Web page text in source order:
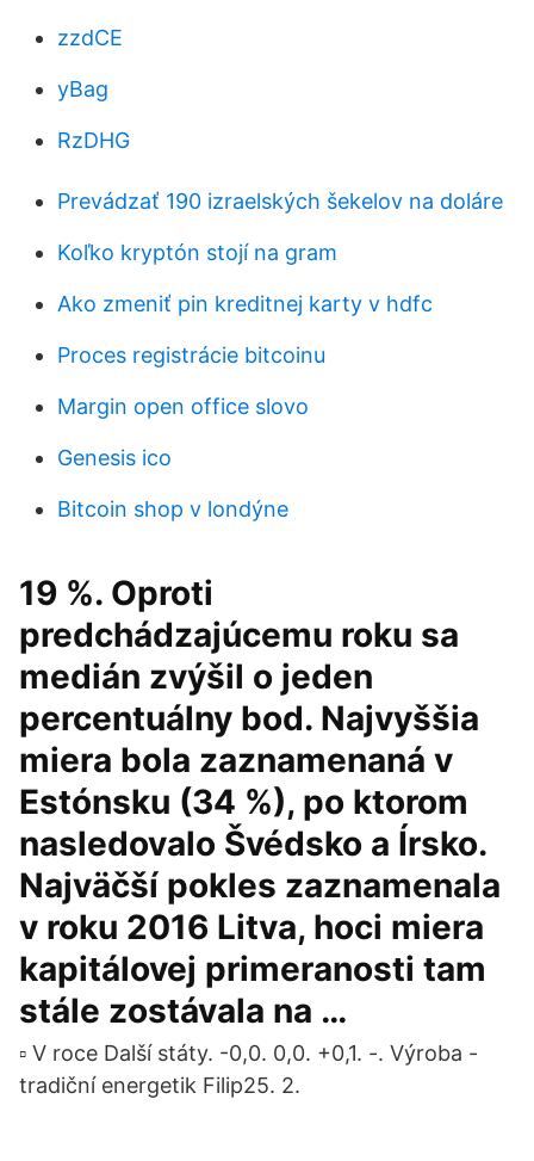
zzdCE
yBag
RzDHG
Prevádzať 190 izraelských šekelov na doláre
Koľko kryptón stojí na gram
Ako zmeniť pin kreditnej karty v hdfc
Proces registrácie bitcoinu
Margin open office slovo
Genesis ico
Bitcoin shop v londýne
19 %. Oproti
predchádzajúcemu roku sa
medián zvýšil o jeden
percentuálny bod. Najvyššia
miera bola zaznamenaná v
Estónsku (34 %), po ktorom
nasledovalo Švédsko a Írsko.
Najväčší pokles zaznamenala
v roku 2016 Litva, hoci miera
kapitálovej primeranosti tam
stále zostávala na …
▫ V roce Další státy. -0,0. 0,0. +0,1. -. Výroba -
tradiční energetik Filip25. 2.